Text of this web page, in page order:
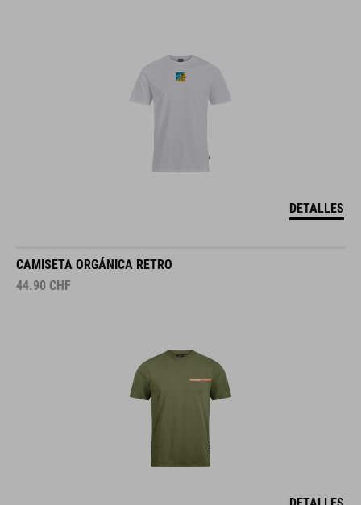
DETALLES
CAMISETA ORGÁNICA RETRO
44.90 CHF